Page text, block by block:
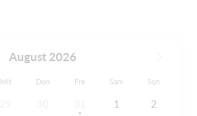
August 2026
Mit Don Fre Sam Son
1 2